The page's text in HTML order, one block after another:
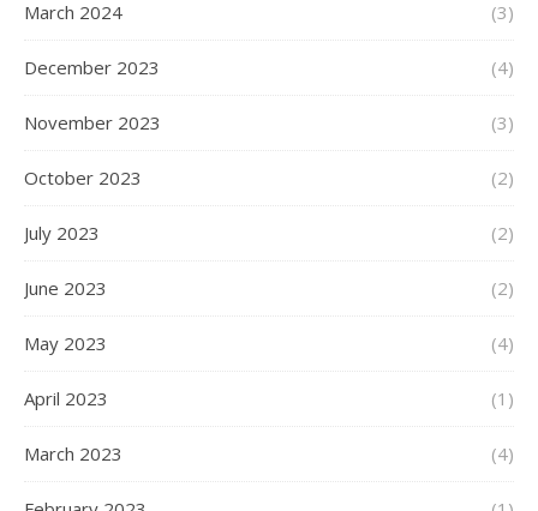
March 2024 (3)
December 2023 (4)
November 2023 (3)
October 2023 (2)
July 2023 (2)
June 2023 (2)
May 2023 (4)
April 2023 (1)
March 2023 (4)